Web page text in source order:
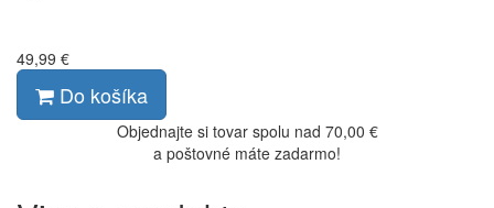
49,99 €
Do košíka
Objednajte si tovar spolu nad 70,00 €
a poštovné máte zadarmo!